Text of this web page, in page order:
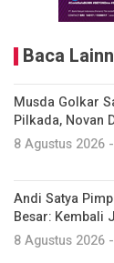
Baca
Musda Golkar
Pilkada, Novan
8 Agustus 2026
Andi Satya
Besar: Kembali
8 Agustus 2026